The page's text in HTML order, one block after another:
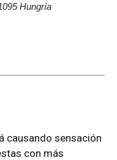
Hungría
causando sensación
con más